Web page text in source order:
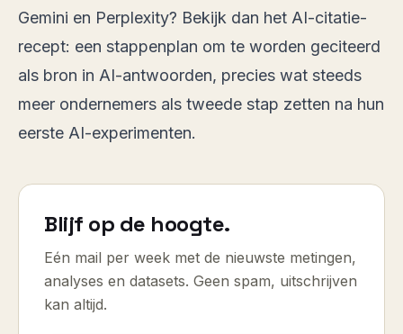
Gemini en Perplexity? Bekijk dan het AI-citatie-
recept: een stappenplan om te worden geciteerd
als bron in AI-antwoorden, precies wat steeds
meer ondernemers als tweede stap zetten na hun
eerste AI-experimenten.
Blijf op de hoogte.
Eén mail per week met de nieuwste metingen,
analyses en datasets. Geen spam, uitschrijven
kan altijd.